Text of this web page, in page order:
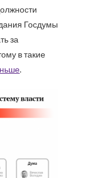
Госдумы
за
в такие
.